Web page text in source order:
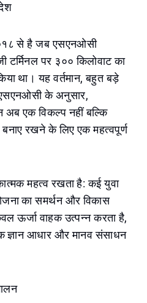
से है जब एसएनओसी
टर्मिनल पर ३०० किलोवाट का
था। यह वर्तमान, बहुत बड़े
एसएनओसी के अनुसार,
अब एक विकल्प नहीं बल्कि
बनाए रखने के लिए एक महत्वपूर्ण
महत्व रखता है: कई युवा
का समर्थन और विकास
ऊर्जा वाहक उत्पन्न करता है,
ज्ञान आधार और मानव संसाधन